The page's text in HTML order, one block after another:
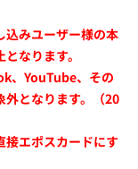
みユーザー様の本
なります。
YouTube、その
外となります。（20
エポスカードにす